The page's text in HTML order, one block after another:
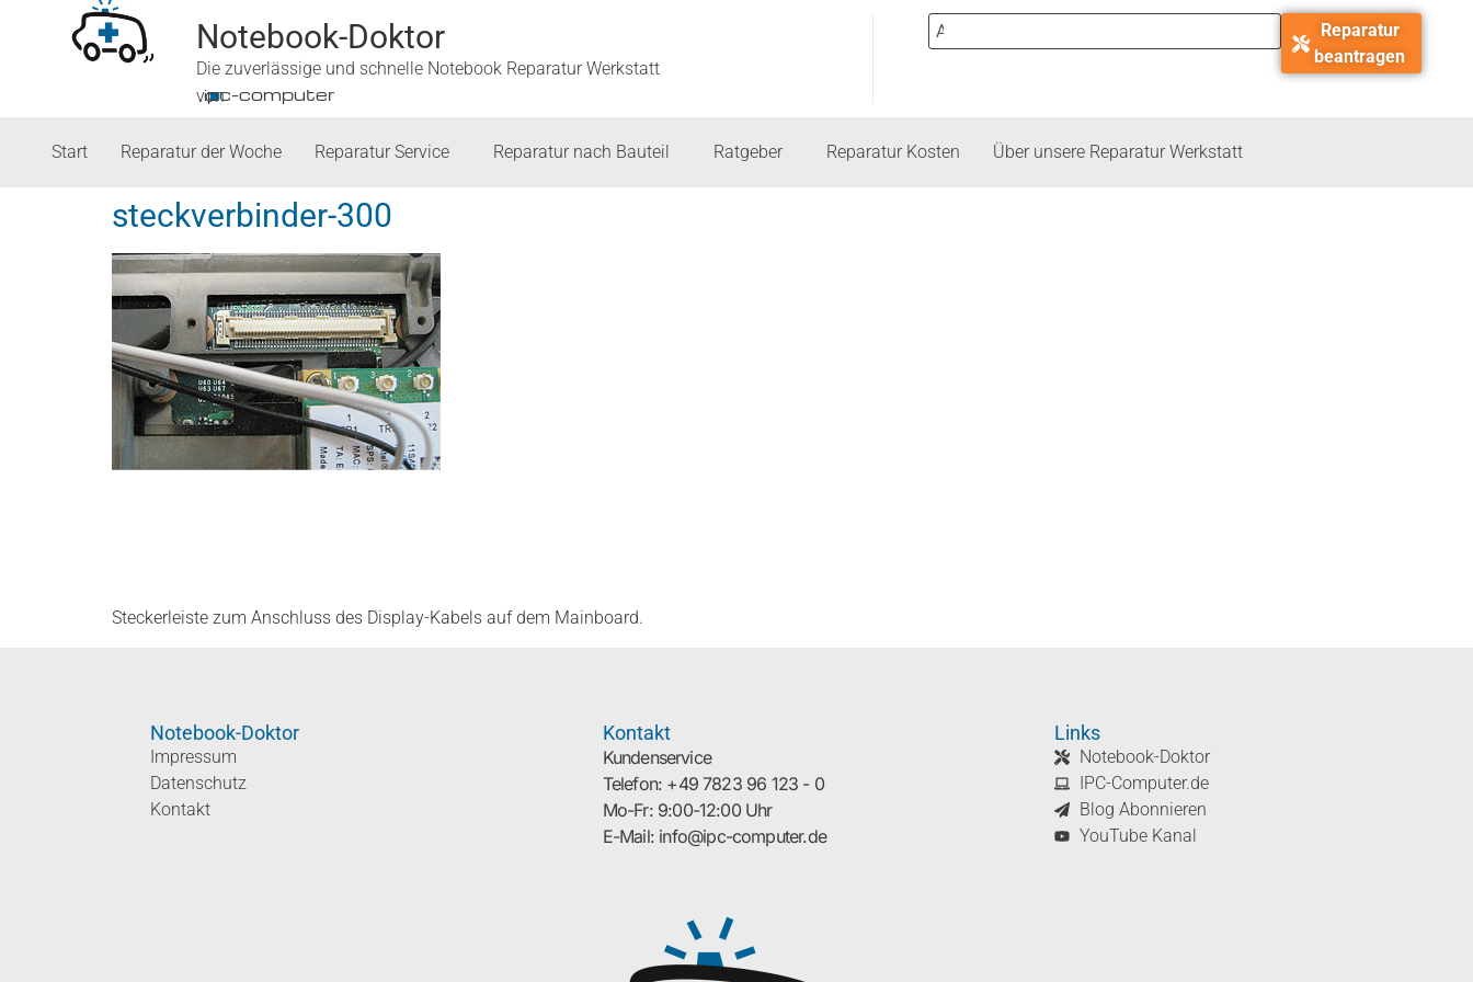
Notebook-Doktor
Die zuverlässige und schnelle Notebook Reparatur Werkstatt
von
■
ipc-computer
Reparatur
beantragen
Start Reparatur der Woche Reparatur Service Reparatur nach Bauteil Ratgeber Reparatur Kosten Über unsere Reparatur Werkstatt
steckverbinder-300
Steckerleiste zum Anschluss des Display-Kabels auf dem Mainboard.
Notebook-Doktor
Impressum
Datenschutz
Kontakt
Kontakt
Kundenservice
Telefon: +49 7823 96 123 - 0
Mo-Fr: 9:00-12:00 Uhr
E-Mail: info@ipc-computer.de
Links
Notebook-Doktor
IPC-Computer.de
Blog Abonnieren
YouTube Kanal